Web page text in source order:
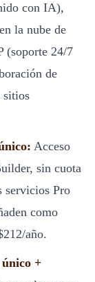
con IA),
la nube de
(soporte 24/7
de
sitios
Acceso
sin cuota
servicios Pro
como
año.
+